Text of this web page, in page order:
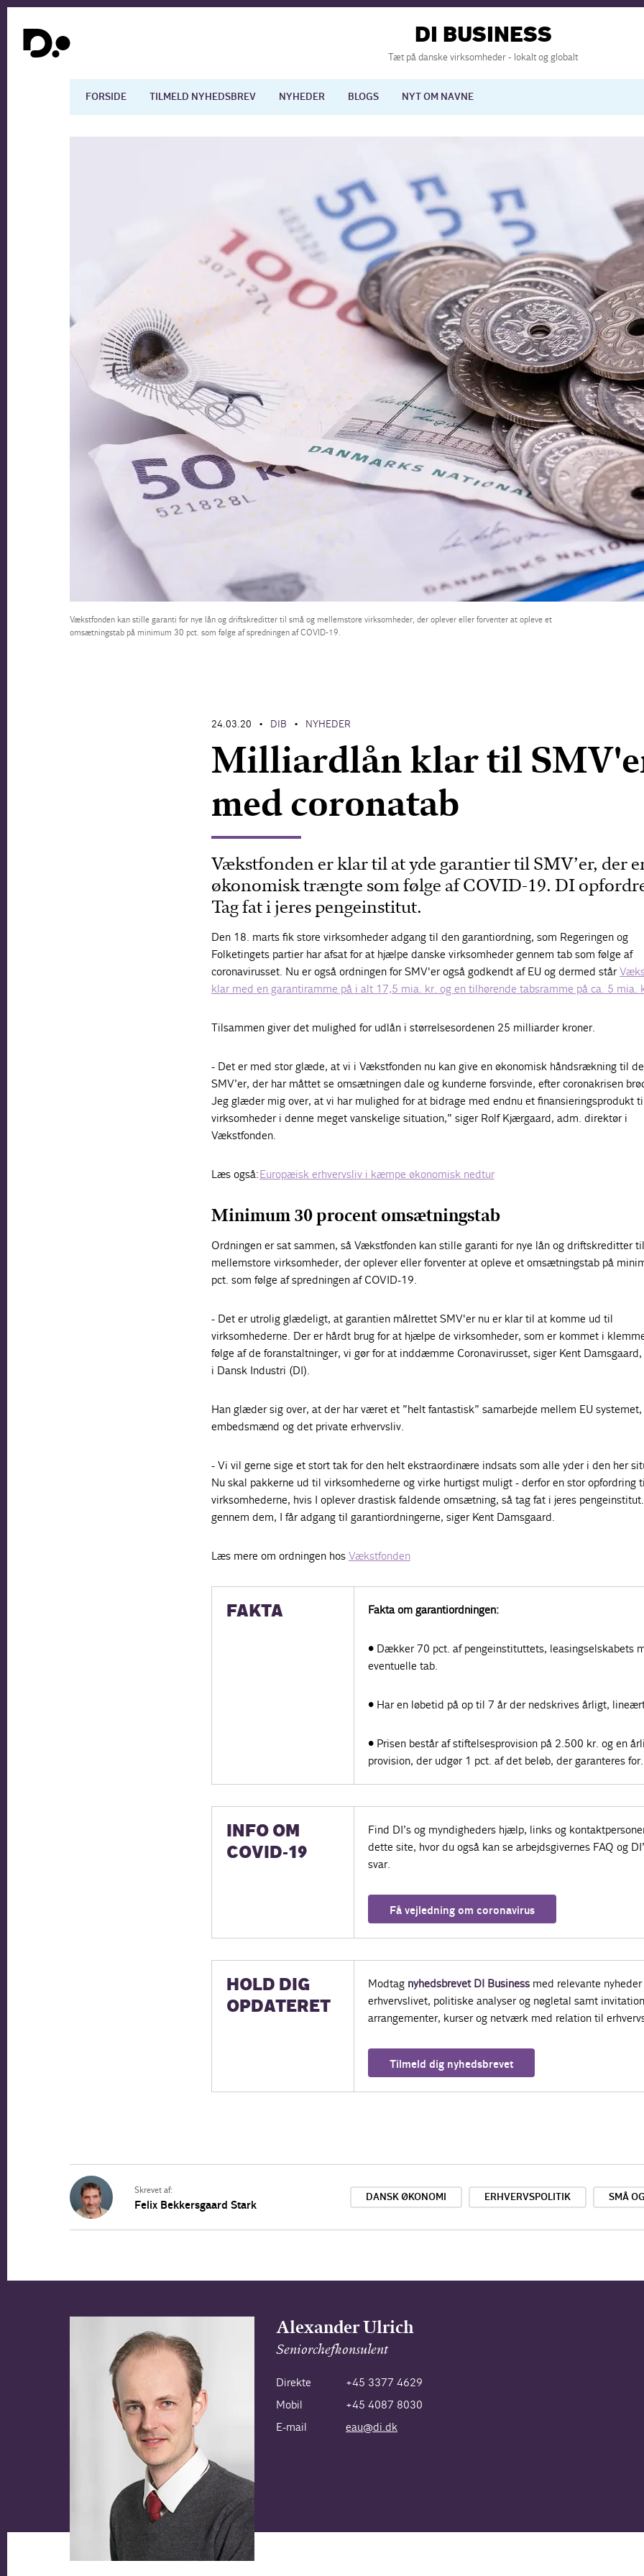
DI BUSINESS
Tæt på danske virksomheder - lokalt og globalt
FORSIDE TILMELD NYHEDSBREV NYHEDER BLOGS NYT OM NAVNE
Uddannelse Europapolitik
Vækstfonden kan stille garanti for nye lån og driftskreditter til små og mellemstore virksomheder, der oplever eller forventer at opleve et
omsætningstab på minimum 30 pct. som følge af spredningen af COVID-19.
24.03.20 • DIB • NYHEDER
Milliardlån klar til
med coronatab
Vækstfonden er klar til at yde garantier til SMV’er, der
økonomisk trængte som følge af COVID-19. DI
Tag fat i jeres pengeinstitut.
Den 18. marts fik store virksomheder adgang til den garantiordning, som Regeringen og
Folketingets partier har afsat for at hjælpe danske virksomheder gennem tab som følge af
coronavirusset. Nu er også ordningen for SMV'er også godkendt af EU og dermed står
klar med en garantiramme på i alt 17,5 mia. kr. og en tilhørende tabsramme på ca. 5 mia.
Tilsammen giver det mulighed for udlån i størrelsesordenen 25 milliarder kroner.
- Det er med stor glæde, at vi i Vækstfonden nu kan give en økonomisk håndsrækning til de
SMV’er, der har måttet se omsætningen dale og kunderne forsvinde, efter coronakrisen
Jeg glæder mig over, at vi har mulighed for at bidrage med endnu et finansieringsprodukt
virksomheder i denne meget vanskelige situation,” siger Rolf Kjærgaard, adm. direktør i
Vækstfonden.
Læs også:Europæisk erhvervsliv i kæmpe økonomisk nedtur
Minimum 30 procent omsætningstab
Ordningen er sat sammen, så Vækstfonden kan stille garanti for nye lån og driftskreditter
mellemstore virksomheder, der oplever eller forventer at opleve et omsætningstab på
pct. som følge af spredningen af COVID-19.
- Det er utrolig glædeligt, at garantien målrettet SMV'er nu er klar til at komme ud til
virksomhederne. Der er hårdt brug for at hjælpe de virksomheder, som er kommet i
følge af de foranstaltninger, vi gør for at inddæmme Coronavirusset, siger Kent
i Dansk Industri (DI).
Han glæder sig over, at der har været et ”helt fantastisk” samarbejde mellem EU systemet,
embedsmænd og det private erhvervsliv.
- Vi vil gerne sige et stort tak for den helt ekstraordinære indsats som alle yder i den her
Nu skal pakkerne ud til virksomhederne og virke hurtigst muligt - derfor en stor opfordring
virksomhederne, hvis I oplever drastisk faldende omsætning, så tag fat i jeres
gennem dem, I får adgang til garantiordningerne, siger Kent Damsgaard.
Læs mere om ordningen hos Vækstfonden
FAKTA Fakta om garantiordningen:
• Dækker 70 pct. af pengeinstituttets, leasingselskabets
eventuelle tab.
• Har en løbetid på op til 7 år der nedskrives årligt,
• Prisen består af stiftelsesprovision på 2.500 kr. og en
provision, der udgør 1 pct. af det beløb, der garanteres for.
INFO OM
COVID-19
Find DI’s og myndigheders hjælp, links og
dette site, hvor du også kan se arbejdsgivernes FAQ og
svar.
Få vejledning om coronavirus
HOLD DIG
OPDATERET
Modtag nyhedsbrevet DI Businessmed relevante nyheder
erhvervslivet, politiske analyser og nøgletal samt
arrangementer, kurser og netværk med relation til
Tilmeld dig nyhedsbrevet
Skrevet af:
Felix Bekkersgaard Stark
DANSK ØKONOMI ERHVERVSPOLITIK SMÅ
Alexander Ulrich
Seniorchefkonsulent
Direkte
+45 3377 4629
Mobil
+45 4087 8030
E-mail
eau@di.dk